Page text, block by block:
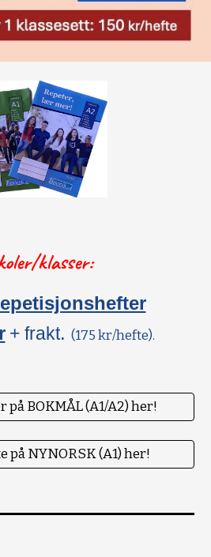
klasser:
+ frakt. (175 kr/hefte).
på BOKMÅL (A1/A2) her!
på NYNORSK (A1) her!